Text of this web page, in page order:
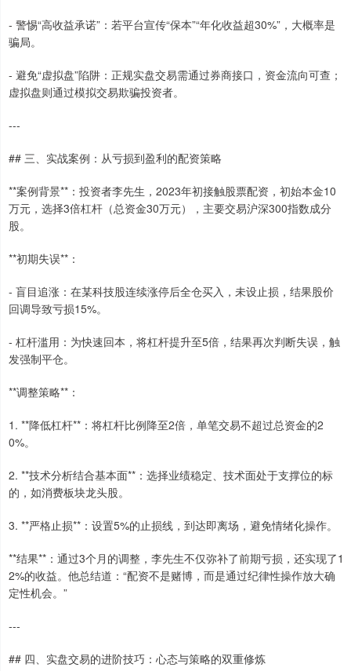
- 警惕“高收益承诺”：若平台宣传“保本”“年化收益超30%”，大概率是
骗局。
- 避免“虚拟盘”陷阱：正规实盘交易需通过券商接口，资金流向可查；
虚拟盘则通过模拟交易欺骗投资者。
---
## 三、实战案例：从亏损到盈利的配资策略
**案例背景**：投资者李先生，2023年初接触股票配资，初始本金10
万元，选择3倍杠杆（总资金30万元），主要交易沪深300指数成分
股。
**初期失误**：
- 盲目追涨：在某科技股连续涨停后全仓买入，未设止损，结果股价
回调导致亏损15%。
- 杠杆滥用：为快速回本，将杠杆提升至5倍，结果再次判断失误，触
发强制平仓。
**调整策略**：
1. **降低杠杆**：将杠杆比例降至2倍，单笔交易不超过总资金的2
0%。
2. **技术分析结合基本面**：选择业绩稳定、技术面处于支撑位的标
的，如消费板块龙头股。
3. **严格止损**：设置5%的止损线，到达即离场，避免情绪化操作。
**结果**：通过3个月的调整，李先生不仅弥补了前期亏损，还实现了1
2%的收益。他总结道：“配资不是赌博，而是通过纪律性操作放大确
定性机会。”
---
## 四、实盘交易的进阶技巧：心态与策略的双重修炼